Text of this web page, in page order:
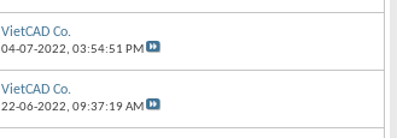
VietCAD Co.
04-07-2022,03:54:51 PM
VietCAD Co.
22-06-2022,09:37:19 AM